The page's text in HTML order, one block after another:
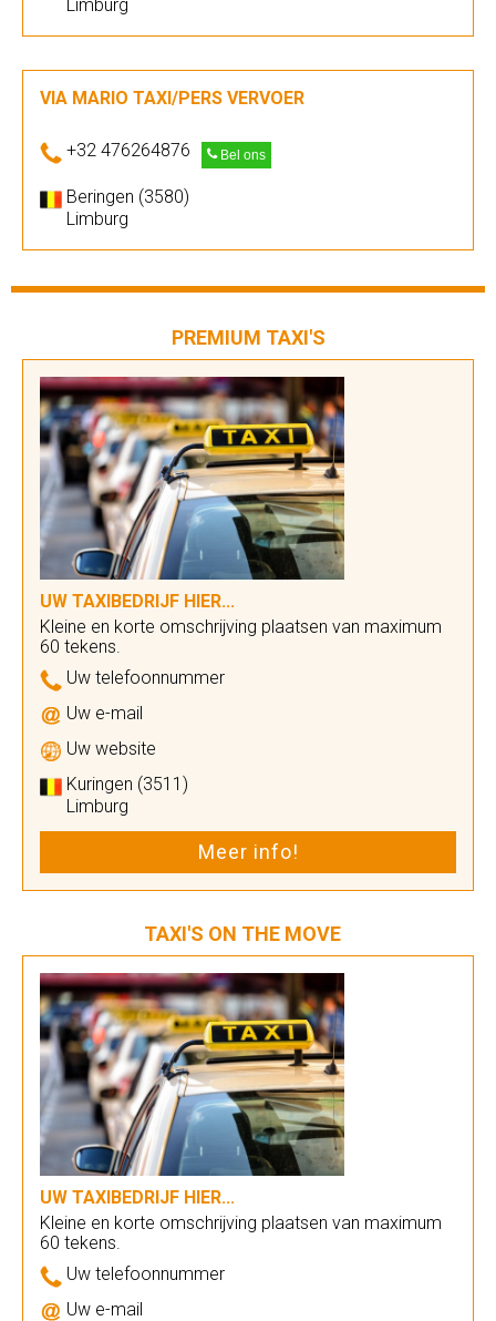
Limburg
VIA MARIO TAXI/PERS VERVOER
+32 476264876 Bel ons
Beringen (3580)
Limburg
PREMIUM TAXI'S
UW TAXIBEDRIJF HIER...
Kleine en korte omschrijving plaatsen van maximum
60 tekens.
Uw telefoonnummer
Uw e-mail
Uw website
Kuringen (3511)
Limburg
Meer info!
TAXI'S ON THE MOVE
UW TAXIBEDRIJF HIER...
Kleine en korte omschrijving plaatsen van maximum
60 tekens.
Uw telefoonnummer
Uw e-mail